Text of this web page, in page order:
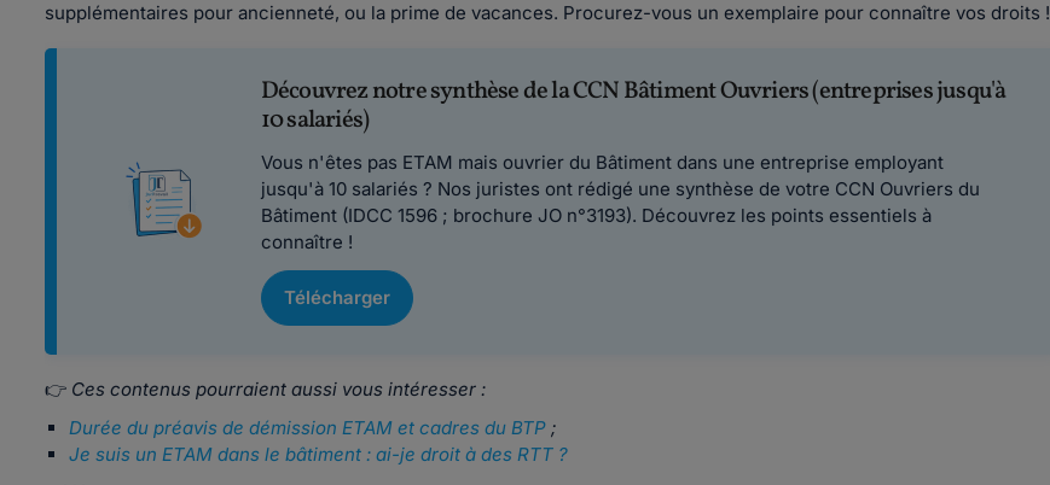
supplémentaires pour ancienneté, ou la prime de vacances. Procurez-vous un exemplaire pour connaître vos droits !
Découvrez notre synthèse de la CCN Bâtiment Ouvriers (entreprises jusqu'à
10 salariés)
Vous n'êtes pas ETAM mais ouvrier du Bâtiment dans une entreprise employant
jusqu'à 10 salariés ? Nos juristes ont rédigé une synthèse de votre CCN Ouvriers du
Bâtiment (IDCC 1596 ; brochure JO n°3193). Découvrez les points essentiels à
connaître !
Télécharger
👉 Ces contenus pourraient aussi vous intéresser :
Durée du préavis de démission ETAM et cadres du BTP ;
Je suis un ETAM dans le bâtiment : ai-je droit à des RTT ?